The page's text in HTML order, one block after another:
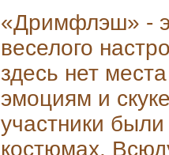
«Дримфлэш» -
веселого
здесь нет
эмоциям и
участники
костюмах.